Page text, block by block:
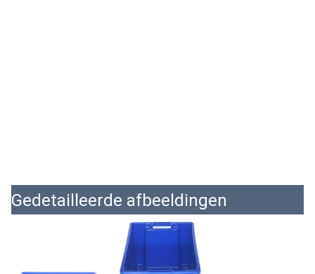
Gedetailleerde afbeeldingen